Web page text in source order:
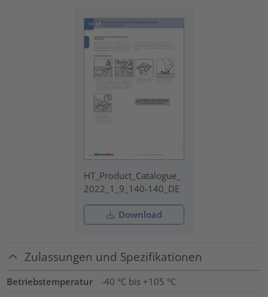
HT_Product_Catalogue_
2022_1_9_140-140_DE
Download
Zulassungen und Spezifikationen
Betriebstemperatur
-40 °C bis +105 °C